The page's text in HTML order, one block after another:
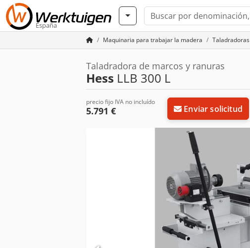
España
Maquinaria para trabajar la madera Taladradoras
Taladradora de marcos y ranuras
Hess LLB 300 L
precio fijo IVA no incluído
5.791 € Enviar solicitud